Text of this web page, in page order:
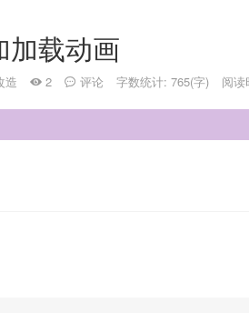
载动画
造 2 评论 字数统计: 765(字) 阅